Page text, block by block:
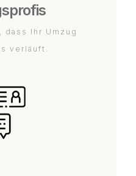
dass Ihr Umzug
verläuft.